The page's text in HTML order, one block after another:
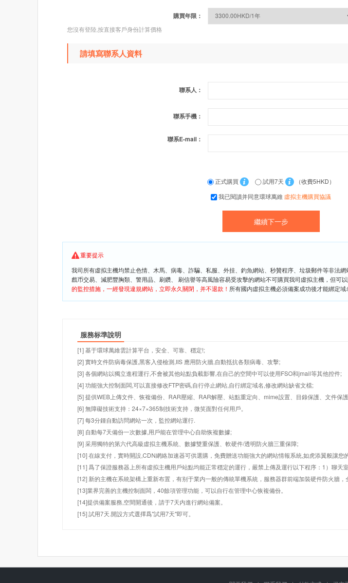
購買年限：
您沒有登陸,按直接客戶身份計算價格
請填寫聯系人資料
聯系人：
聯系手機：
聯系E-mail：
正式購買 試用7天
（收費5HKD）
我已閱讀并同意環球萬維 虛拟主機購買協議
重要提示
我司所有虛拟主機均禁止色情、木馬、病毒、詐騙、私服、外挂、釣魚網站、秒贊程序、垃圾郵件等非法
戲币交易、減肥豐胸類、警用品、刷鑽、 刷信譽等高風險容易受攻擊的網站不可購買我司虛拟主機，但可
的監控措施，一經發現違規網站，立即永久關閉，并不退款！ 所有國内虛拟主機必須備案成功後才能綁定
服務标準說明
[1] 基于環球萬維雲計算平台，安全、可靠、穩定!;
[2] 實時文件防病毒保護,黑客入侵檢測,IIS 應用防火牆,自動抵抗各類病毒、攻擊;
[3] 各個網站以獨立進程運行,不會被其他站點負載影響,在自己的空間中可以使用FSO和jmail等其他控件;
[4] 功能強大控制面闆,可以直接修改FTP密碼,自行停止網站,自行綁定域名,修改網站缺省文檔;
[5] 提供WEB上傳文件、恢複備份、RAR壓縮、RAR解壓、站點重定向、mime設置、目錄保護、文件
[6] 無障礙技術支持：24×7×365制技術支持，微笑面對任何用戶。
[7] 每3分鍾自動訪問網站一次，監控網站運行.
[8] 自動每7天備份一次數據,用戶能在管理中心自助恢複數據;
[9] 采用獨特的第六代高級虛拟主機系統、數據雙重保護、軟硬件/透明防火牆三重保障;
[10] 在線支付，實時開設,CDN網絡加速器可供選購，免費贈送功能強大的網站情報系統,如虎添翼般讓您
[11] 爲了保證服務器上所有虛拟主機用戶站點均能正常穩定的運行，嚴禁上傳及運行以下程序：1）聊天
[12] 新的主機在系統架構上重新布置，有别于業内一般的傳統單機系統，服務器群前端加裝硬件防火牆
[13]業界完善的主機控制面闆，40餘項管理功能，可以自行在管理中心恢複備份。
[14]提供備案服務,空間開通後，請于7天内進行網站備案。
[15] 試用7天.開設方式選擇爲"試用7天"即可。